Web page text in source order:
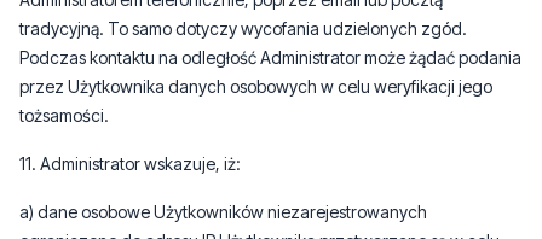
tradycyjną. To samo dotyczy wycofania udzielonych zgód.
Podczas kontaktu na odległość Administrator może żądać podania
przez Użytkownika danych osobowych w celu weryfikacji jego
tożsamości.
11. Administrator wskazuje, iż:
a) dane osobowe Użytkowników niezarejestrowanych